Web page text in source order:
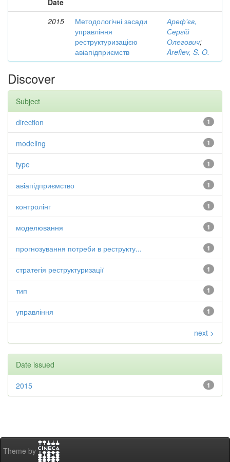
Date
2015
Методологічні засади
управління
реструктуризацією
авіапідприємств
Ареф'єв,
Сергій
Олегович;
Arefiev, S. O.
Discover
Subject
1
direction
1
modeling
1
type
1
авіапідприємство
1
контролінг
1
моделювання
1
прогнозування потреби в реструкту...
1
стратегія реструктуризації
1
тип
1
управління
next >
Date issued
1
2015
Theme by